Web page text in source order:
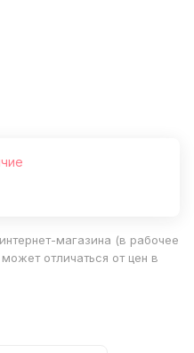
магазина (в рабочее
отличаться от цен в